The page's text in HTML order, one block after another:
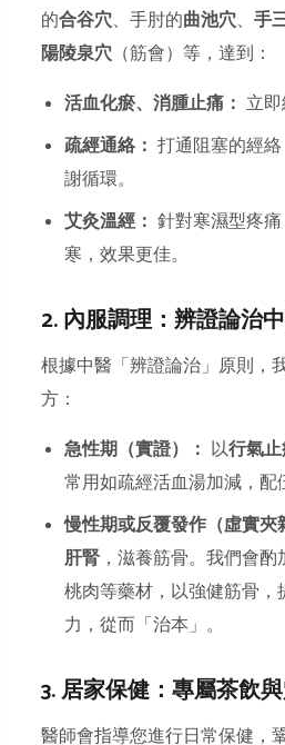
的合谷穴、手肘的曲池穴、手
陽陵泉穴 （筋會）等，達到：
活血化瘀、消腫止痛： 立即
疏經通絡： 打通阻塞的經
謝循環。
艾灸溫經： 針對寒濕型疼
寒，效果更佳。
2. 內服調理：辨證論治
根據中醫「辨證論治」原則，
方：
急性期（實證）： 以行氣
常用如疏經活血湯加減，配
慢性期或反覆發作（虛實夾
肝腎 ，滋養筋骨。我們會
桃肉等藥材，以強健筋骨
力，從而「治本」。
3. 居家保健：專屬茶飲
醫師會指導您進行日常保健，